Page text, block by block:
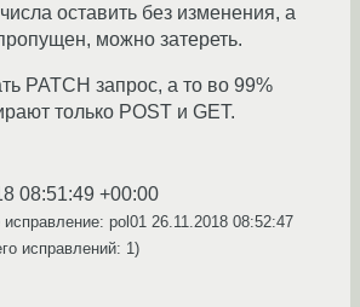
оставить без изменения, а
можно затереть.
PATCH запрос, а то во 99%
только POST и GET.
08:51:49 +00:00
pol01 26.11.2018 08:52:47
исправлений: 1)